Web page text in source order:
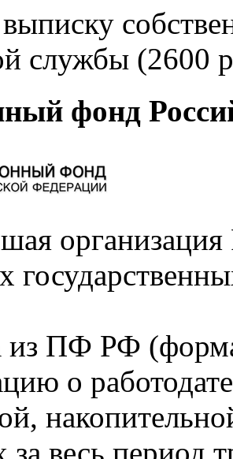
выписку
службы (2600
фонд
из ПФ РФ
о
за весь период